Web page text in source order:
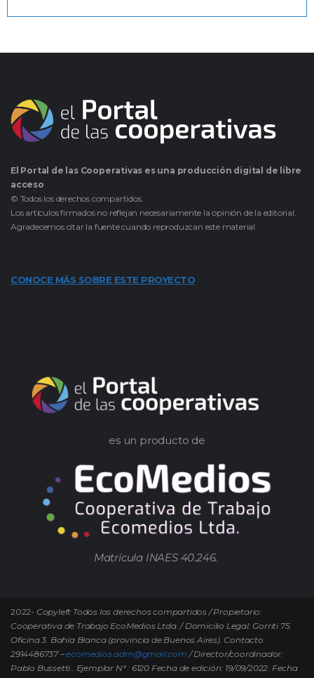
El Portal de las Cooperativas es una producción digital de libre
acceso
© Todos los derechos compartidos.
Los artículos firmados no reflejan necesariamente la opinión de la editorial.
Agradecemos citar la fuente cuando reproduzcan este material.
CONOCE MÁS SOBRE ESTE PROYECTO
es un producto de
Matrícula INAES 40.246.
2022- Copyleft Todos los derechos compartidos / Propietario:
Cooperativa de Trabajo EcoMedios Ltda. / Domicilio Legal: Gorriti 75.
Oficina 3. Bahía Blanca (provincia de Buenos Aires). Contacto.
2914486737 –ecomedios.adm@gmail.com / Director/coordinador:
Pablo Bussetti.. Ejemplar N° : 6120 Fecha de edición: 19/09/2022. Fecha